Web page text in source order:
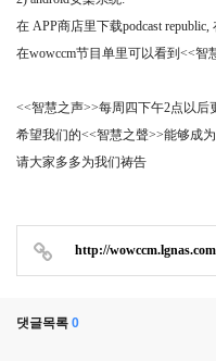
在 APP商店里下载podcast republic,
在wowccm节目单里可以看到<<智
<<智慧之声>>每周四下午2点以后
希望我们的<<智慧之聲>>能够成为
请大家多多为我们祷告
http://
댓글목록 0